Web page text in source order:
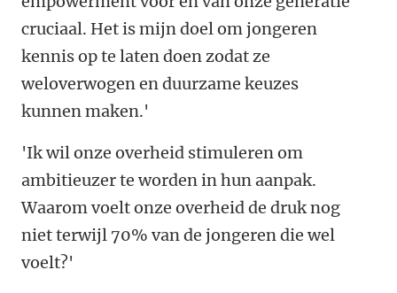
cruciaal. Het is mijn doel om jongeren
kennis op te laten doen zodat ze
weloverwogen en duurzame keuzes
kunnen maken.'
'Ik wil onze overheid stimuleren om
ambitieuzer te worden in hun aanpak.
Waarom voelt onze overheid de druk nog
niet terwijl 70% van de jongeren die wel
voelt?'